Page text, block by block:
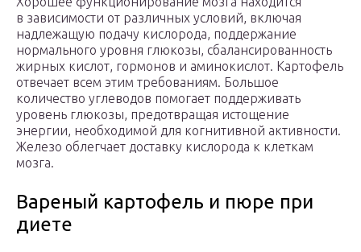
в зависимости от различных условий, включая
надлежащую подачу кислорода, поддержание
нормального уровня глюкозы, сбалансированность
жирных кислот, гормонов и аминокислот. Картофель
отвечает всем этим требованиям. Большое
количество углеводов помогает поддерживать
уровень глюкозы, предотвращая истощение
энергии, необходимой для когнитивной активности.
Железо облегчает доставку кислорода к клеткам
мозга.
Вареный картофель и пюре при
диете